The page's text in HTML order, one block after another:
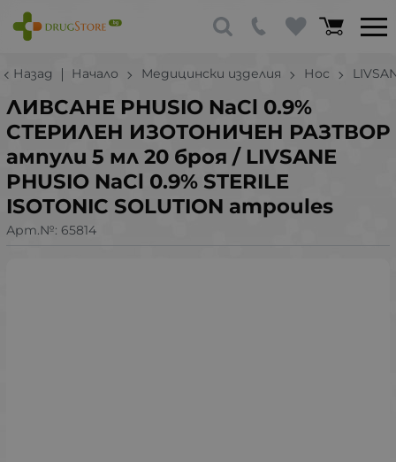
Назад Начало Медицински изделия Нос
ЛИВСАНЕ PHUSIO NaCl 0.9%
СТЕРИЛЕН ИЗОТОНИЧЕН РАЗТВОР
ампули 5 мл 20 броя / LIVSANE
PHUSIO NaCl 0.9% STERILE
ISOTONIC SOLUTION ampoules
Арт.№: 65814